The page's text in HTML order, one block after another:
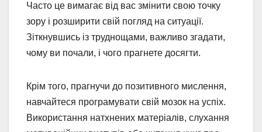
Часто це вимагає від вас змінити свою точку
зору і розширити свій погляд на ситуації.
Зіткнувшись із труднощами, важливо згадати,
чому ви почали, і чого прагнете досягти.
Крім того, прагнучи до позитивного мислення,
навчайтеся програмувати свій мозок на успіх.
Використання натхнених матеріалів, слухання